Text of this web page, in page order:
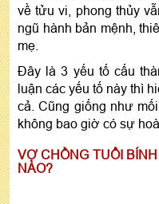
về tửu vi, phong thủy
ngũ hành bản mệnh,
mẹ.
Đây là 3 yếu tố cấu
luận các yếu tố này thì
cả. Cũng giống như
không bao giờ có sự
VỢ CHỒNG TUỔI
NÀO?